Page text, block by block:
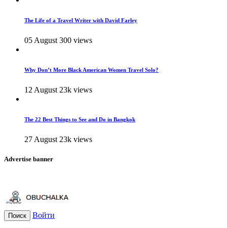
The Life of a Travel Writer with David Farley
05 August 300 views
Why Don’t More Black American Women Travel Solo?
12 August 23k views
The 22 Best Things to See and Do in Bangkok
27 August 23k views
Advertise banner
Поиск Войти